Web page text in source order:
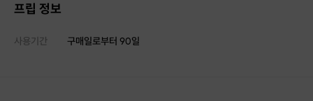
프립 정보
사용기간 구매일로부터 90일